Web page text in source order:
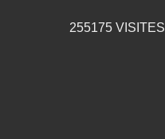
255175 VISITES